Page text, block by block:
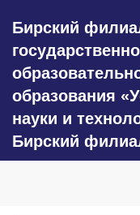
Бирский
образования
науки и
Бирский